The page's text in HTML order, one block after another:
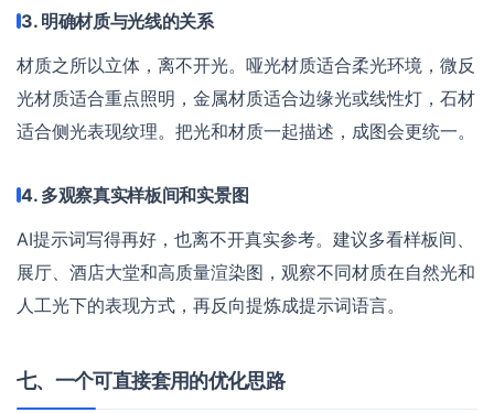
3. 明确材质与光线的关系
材质之所以立体，离不开光。哑光材质适合柔光环境，微反
光材质适合重点照明，金属材质适合边缘光或线性灯，石材
适合侧光表现纹理。把光和材质一起描述，成图会更统一。
4. 多观察真实样板间和实景图
AI提示词写得再好，也离不开真实参考。建议多看样板间、
展厅、酒店大堂和高质量渲染图，观察不同材质在自然光和
人工光下的表现方式，再反向提炼成提示词语言。
七、一个可直接套用的优化思路